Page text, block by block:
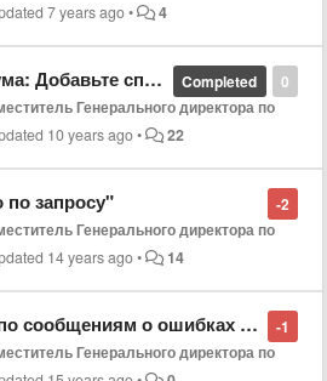
7 years ago• 4
0
Completed
способы оплаты услуг
Генерального директора по
10 years ago• 22
-2
запросу"
Генерального директора по
14 years ago• 14
-1
о ошибках и проблемах
Генерального директора по